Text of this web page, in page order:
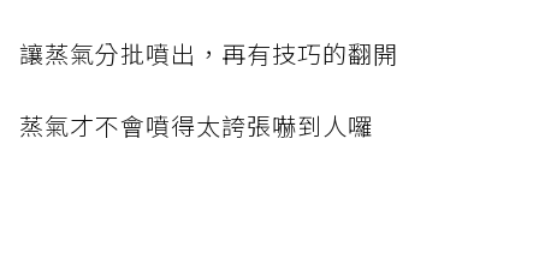
讓蒸氣分批噴出，再有技巧的翻開
蒸氣才不會噴得太誇張嚇到人囉